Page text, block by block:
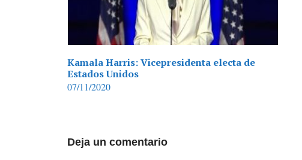
Kamala Harris: Vicepresidenta electa de
Estados Unidos
07/11/2020
Deja un comentario